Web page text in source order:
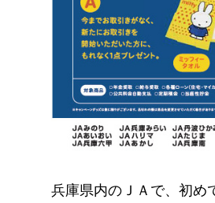
兵庫県内のＪＡで、初め